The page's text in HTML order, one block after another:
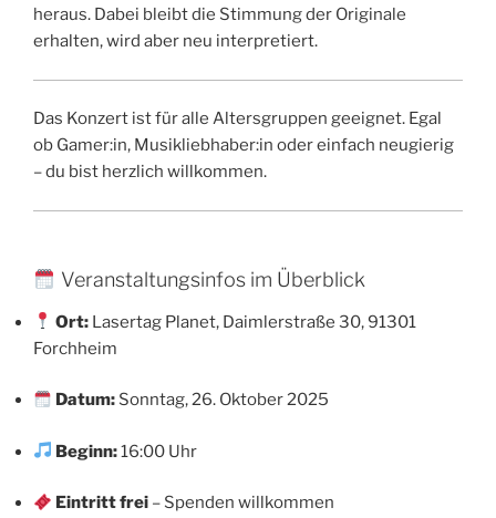
heraus. Dabei bleibt die Stimmung der Originale
erhalten, wird aber neu interpretiert.
Das Konzert ist für alle Altersgruppen geeignet. Egal
ob Gamer:in, Musikliebhaber:in oder einfach neugierig
– du bist herzlich willkommen.
Veranstaltungsinfos im Überblick
Ort: Lasertag Planet, Daimlerstraße 30, 91301
Forchheim
Datum: Sonntag, 26. Oktober 2025
Beginn:16:00 Uhr
Eintritt frei – Spenden willkommen